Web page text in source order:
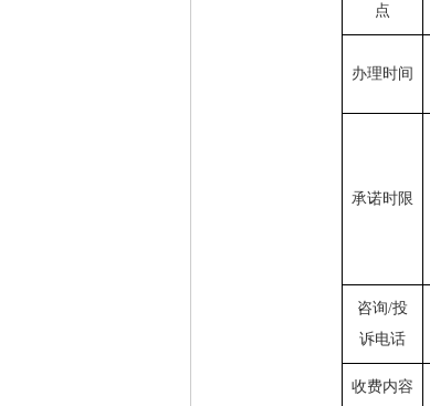
点
办理时间
承诺时限
咨询/投
诉电话
收费内容